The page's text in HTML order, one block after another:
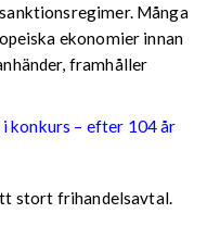
Många
ekonomier innan
framhåller
konkurs – efter 104 år
stort frihandelsavtal.